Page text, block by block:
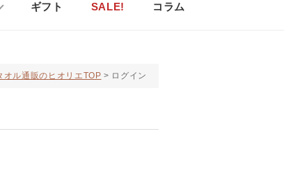
ギフト SALE! コラム
オル通販のヒオリエTOP ログイン